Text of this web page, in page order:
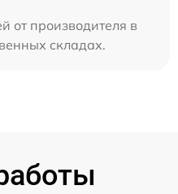
от производителя в
складах.